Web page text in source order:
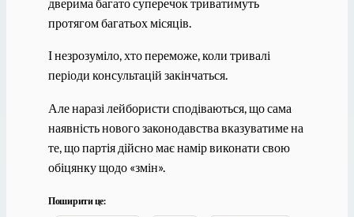
протягом багатьох місяців.
І незрозуміло, хто переможе, коли тривалі
періоди консультацій закінчаться.
Але наразі лейбористи сподіваються, що сама
наявність нового законодавства вказуватиме на
те, що партія дійсно має намір виконати свою
обіцянку щодо «змін».
Поширити це: